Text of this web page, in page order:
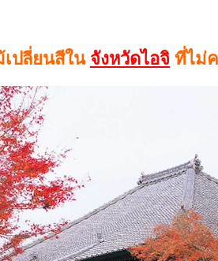
ปลี่ยนสีใน จังหวัดไอจิ ที่ไม่